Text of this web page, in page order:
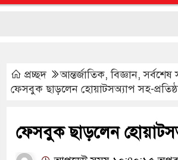
প্রচ্ছদ আন্তর্জাতিক,বিজ্ঞান,সর্বশেষ
ফেসবুক ছাড়লেন হোয়াটসঅ্যাপ সহ-
ফেসবুক ছাড়লেন